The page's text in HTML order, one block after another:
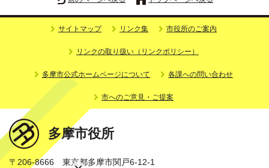
サイトマップ リンク集 市役所のご案内
リンクの取り扱い（リンクポリシー）
多摩市公式ホームページについて 各課への問い合わせ
市へのご意見・ご提案
多摩市役所
〒206-8666 東京都多摩市関戸6-12-1